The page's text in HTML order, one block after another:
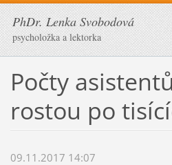
PhDr. Lenka Svobodová
psycholožka a lektorka
Počty
rostou po
09.11.2017 14:07